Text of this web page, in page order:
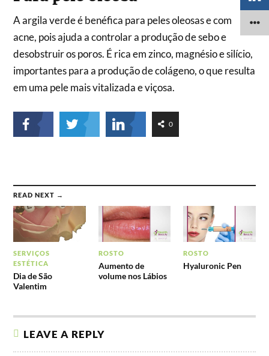
A argila verde é benéfica para peles oleosas e com
acne, pois ajuda a controlar a produção de sebo e
desobstruir os poros. É rica em zinco, magnésio e silício,
importantes para a produção de colágeno, o que resulta
em uma pele mais vitalizada e viçosa.
0
READ NEXT →
SERVIÇOS
ESTÉTICA
Dia de São
Valentim
ROSTO
Aumento de
volume nos Lábios
ROSTO
Hyaluronic Pen
LEAVE A REPLY